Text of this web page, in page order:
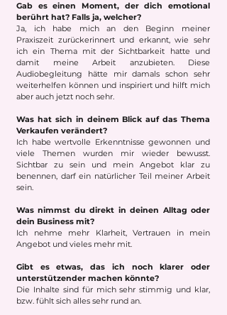
Gab es einen Moment, der dich emotional
berührt hat? Falls ja, welcher?
Ja, ich habe mich an den Beginn meiner
Praxiszeit zurückerinnert und erkannt, wie sehr
ich ein Thema mit der Sichtbarkeit hatte und
damit meine Arbeit anzubieten. Diese
Audiobegleitung hätte mir damals schon sehr
weiterhelfen können und inspiriert und hilft mich
aber auch jetzt noch sehr.
Was hat sich in deinem Blick auf das Thema
Verkaufen verändert?
Ich habe wertvolle Erkenntnisse gewonnen und
viele Themen wurden mir wieder bewusst.
Sichtbar zu sein und mein Angebot klar zu
benennen, darf ein natürlicher Teil meiner Arbeit
sein.
Was nimmst du direkt in deinen Alltag oder
dein Business mit?
Ich nehme mehr Klarheit, Vertrauen in mein
Angebot und vieles mehr mit.
Gibt es etwas, das ich noch klarer oder
unterstützender machen könnte?
Die Inhalte sind für mich sehr stimmig und klar,
bzw. fühlt sich alles sehr rund an.